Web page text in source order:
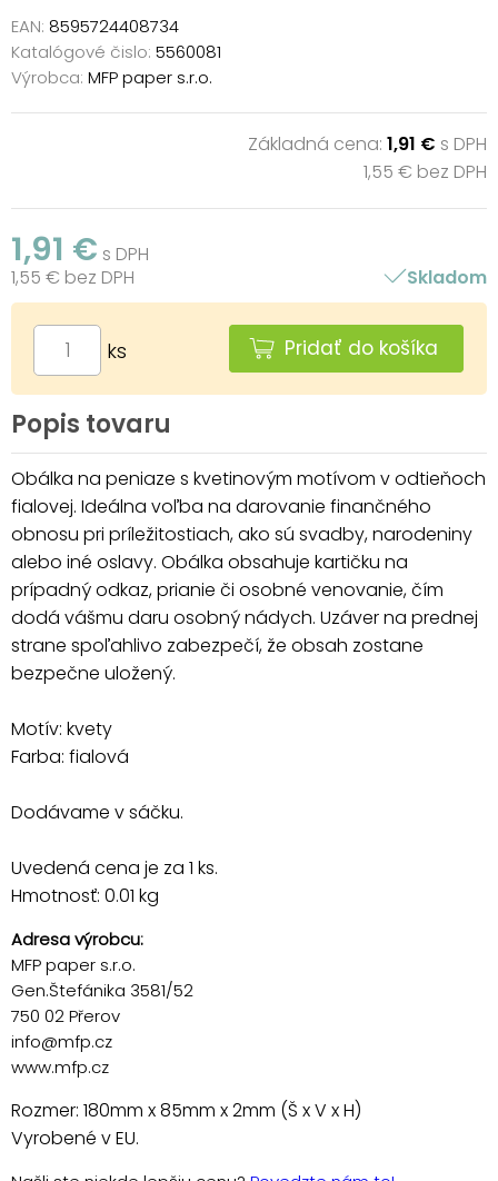
EAN: 8595724408734
Katalógové čislo: 5560081
Výrobca: MFP paper s.r.o.
Základná cena: 1,91 € s DPH
1,55 € bez DPH
1,91 € s DPH
1,55 € bez DPH
Skladom
ks Pridať do košíka
Popis tovaru
Obálka na peniaze s kvetinovým motívom v odtieňoch
fialovej. Ideálna voľba na darovanie finančného
obnosu pri príležitostiach, ako sú svadby, narodeniny
alebo iné oslavy. Obálka obsahuje kartičku na
prípadný odkaz, prianie či osobné venovanie, čím
dodá vášmu daru osobný nádych. Uzáver na prednej
strane spoľahlivo zabezpečí, že obsah zostane
bezpečne uložený.
Motív: kvety
Farba: fialová
Dodávame v sáčku.
Uvedená cena je za 1 ks.
Hmotnosť: 0.01 kg
Adresa výrobcu:
MFP paper s.r.o.
Gen.Štefánika 3581/52
750 02 Přerov
info@mfp.cz
www.mfp.cz
Rozmer: 180mm x 85mm x 2mm (Š x V x H)
Vyrobené v EU.